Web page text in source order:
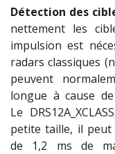
Détection des
nettement les
impulsion est
radars classiques
peuvent
longue à cause
Le
petite taille, il
de 1,2 ms de